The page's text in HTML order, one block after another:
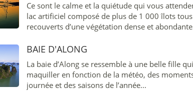
Ce sont le calme et la quiétude qui vous
lac artificiel composé de plus de 1 000 îlots tous
recouverts d’une végétation dense et
BAIE D'ALONG
La baie d’Along se ressemble à une belle fille
maquiller en fonction de la météo, des
journée et des saisons de l’année...